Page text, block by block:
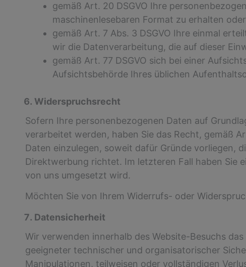
gemäß Art. 20 DSGVO Ihre
maschinenlesebaren Format zu erhalten
gemäß Art. 7 Abs. 3 DSGVO Ihre einmal
wir die Datenverarbeitung, die auf dieser
gemäß Art. 77 DSGVO sich bei einer
Aufsichtsbehörde Ihres üblichen
Widerspruchsrecht
Sofern Ihre personenbezogenen Daten auf
verarbeitet werden, haben Sie das Recht, gemäß
Daten einzulegen, soweit dafür Gründe vorliegen,
Direktwerbung richtet. Im letzteren Fall haben Sie
von uns umgesetzt wird.
Möchten Sie von Ihrem Widerrufs- oder
Datensicherheit
Wir verwenden innerhalb des Website-Besuchs
geeigneter technischer und organisatorischer
Manipulationen, teilweisen oder vollständigen